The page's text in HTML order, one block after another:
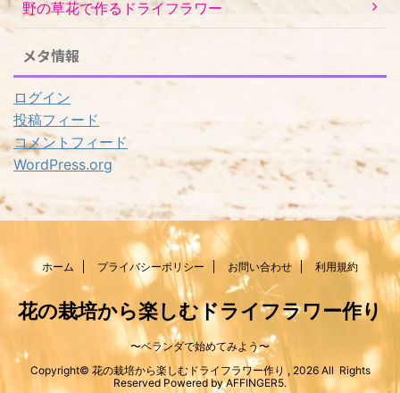
野の草花で作るドライフラワー
メタ情報
ログイン
投稿フィード
コメントフィード
WordPress.org
ホーム プライバシーポリシー お問い合わせ 利用規約
花の栽培から楽しむドライフラワー作り
〜ベランダで始めてみよう〜
Copyright© 花の栽培から楽しむドライフラワー作り , 2026 All Rights
Reserved Powered byAFFINGER5.